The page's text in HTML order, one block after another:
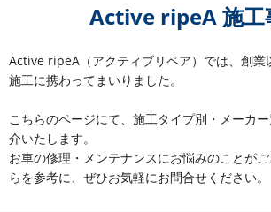
Active ripeA 施工
Active ripeA（アクティブリペア）では、創業
施工に携わってまいりました。
こちらのページにて、施工タイプ別・メーカ
介いたします。
お車の修理・メンテナンスにお悩みのことが
らを参考に、ぜひお気軽にお問合せください。